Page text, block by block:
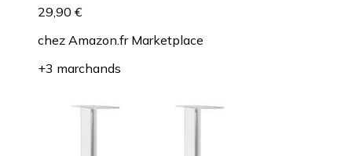
29,90 €
chez Amazon.fr Marketplace
+3 marchands